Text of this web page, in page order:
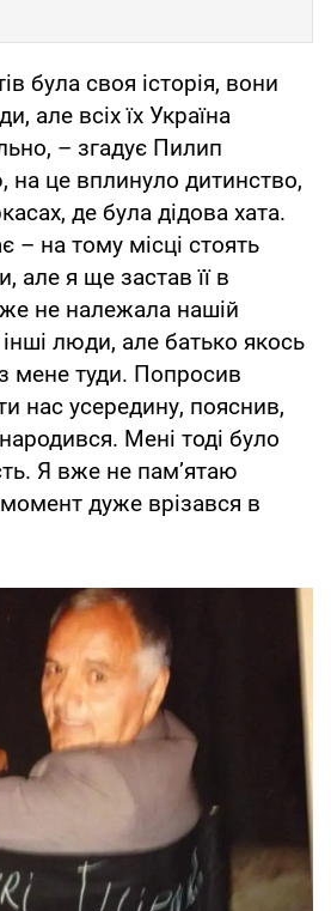
була своя історія, вони
але всіх їх Україна
– згадує Пилип
на це вплинуло дитинство,
де була дідова хата.
– на тому місці стоять
але я ще застав її в
не належала нашій
люди, але батько якось
мене туди. Попросив
нас усередину, пояснив,
Мені тоді було
Я вже не пам’ятаю
дуже врізався в